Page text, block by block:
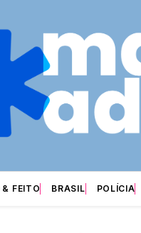
FEITO BRASIL POLÍCIA